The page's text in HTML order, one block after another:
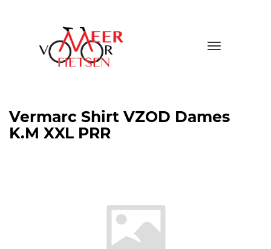
Toggle
Vermarc Shirt VZOD Dames
K.M XXL PRR